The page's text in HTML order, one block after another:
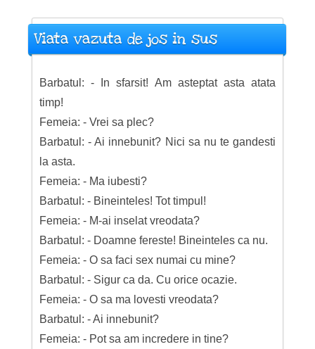
Viata vazuta de jos in sus
Barbatul: - In sfarsit! Am asteptat asta atata
timp!
Femeia: - Vrei sa plec?
Barbatul: - Ai innebunit? Nici sa nu te gandesti
la asta.
Femeia: - Ma iubesti?
Barbatul: - Bineinteles! Tot timpul!
Femeia: - M-ai inselat vreodata?
Barbatul: - Doamne fereste! Bineinteles ca nu.
Femeia: - O sa faci sex numai cu mine?
Barbatul: - Sigur ca da. Cu orice ocazie.
Femeia: - O sa ma lovesti vreodata?
Barbatul: - Ai innebunit?
Femeia: - Pot sa am incredere in tine?